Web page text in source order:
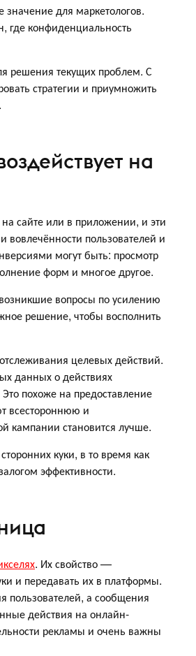
значение для маркетологов.
где конфиденциальность
решения текущих проблем. С
стратегии и приумножить
на
сайте или в приложении, и эти
вовлечённости пользователей и
могут быть: просмотр
форм и многое другое.
вопросы по усилению
решение, чтобы восполнить
целевых действий.
данных о действиях
похоже на предоставление
всестороннюю и
кампании становится лучше.
куки, в то время как
эффективности.
. Их свойство —
и передавать их в платформы.
пользователей, а сообщения
действия на онлайн-
рекламы и очень важны